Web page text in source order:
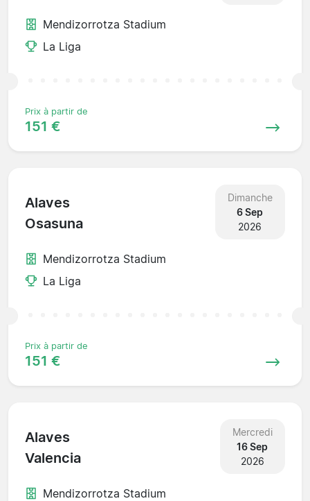
Mendizorrotza Stadium
La Liga
Prix à partir de
151 €
Alaves
Osasuna
Dimanche
6 Sep
2026
Mendizorrotza Stadium
La Liga
Prix à partir de
151 €
Alaves
Valencia
Mercredi
16 Sep
2026
Mendizorrotza Stadium